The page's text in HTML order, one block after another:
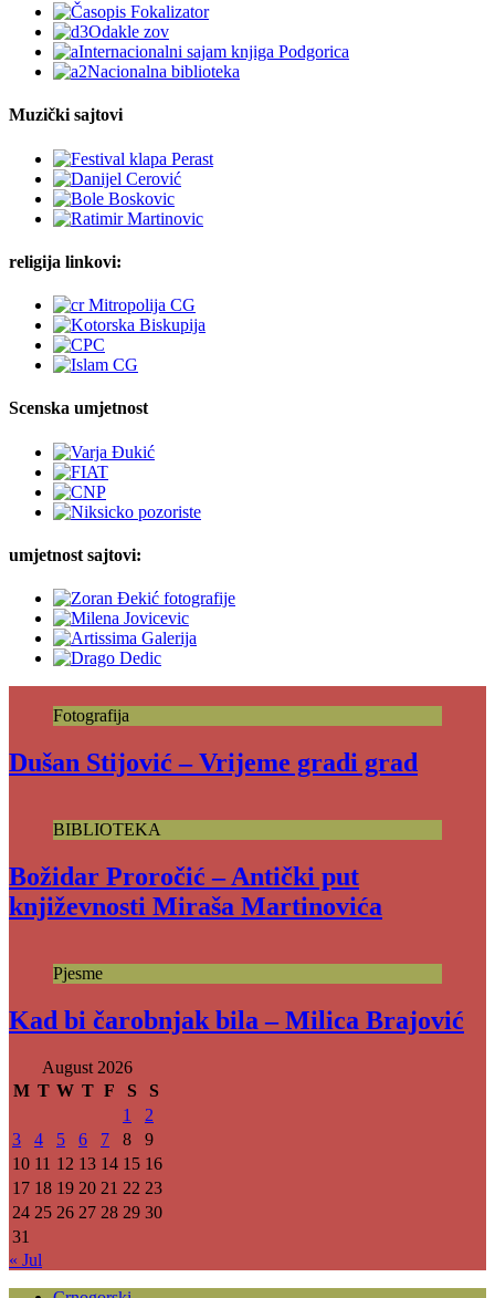
Muzički sajtovi
religija linkovi:
Scenska umjetnost
umjetnost sajtovi:
Fotografija
Dušan Stijović – Vrijeme gradi grad
BIBLIOTEKA
Božidar Proročić – Antički put
književnosti Miraša Martinovića
Pjesme
Kad bi čarobnjak bila – Milica Brajović
August 2026
M T W T F S
S
1
2
3
4 5 6 7 8
9
10 11 12 13 14 15 16
17 18 19 20 21 22 23
24 25 26 27 28 29 30
31
« Jul